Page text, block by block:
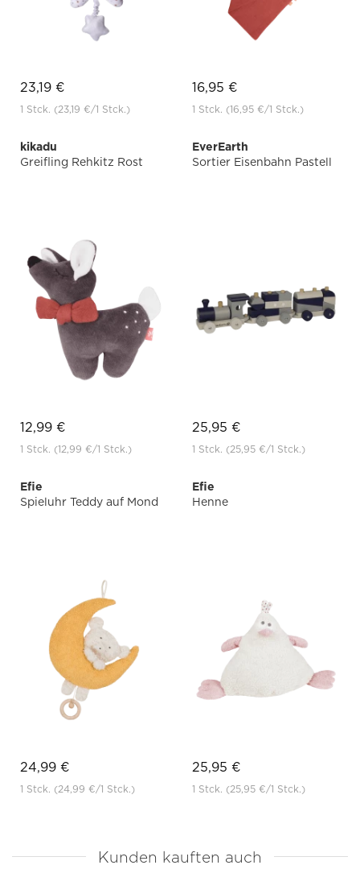
23,19 €
1 Stck. (23,19 €/1 Stck.)
16,95 €
1 Stck. (16,95 €/1 Stck.)
kikadu
Greifling Rehkitz Rost
12,99 €
1 Stck. (12,99 €/1 Stck.)
EverEarth
Sortier Eisenbahn Pastell
25,95 €
1 Stck. (25,95 €/1 Stck.)
Efie
Spieluhr Teddy auf Mond
24,99 €
1 Stck. (24,99 €/1 Stck.)
Efie
Henne
25,95 €
1 Stck. (25,95 €/1 Stck.)
Kunden kauften auch